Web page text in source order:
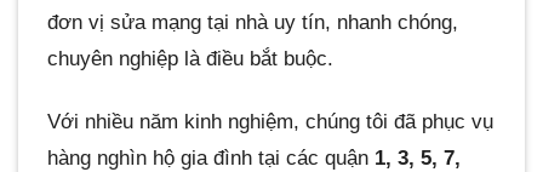
đơn vị sửa mạng tại nhà uy tín, nhanh chóng,
chuyên nghiệp là điều bắt buộc.
Với nhiều năm kinh nghiệm, chúng tôi đã phục vụ
hàng nghìn hộ gia đình tại các quận 1, 3, 5, 7,